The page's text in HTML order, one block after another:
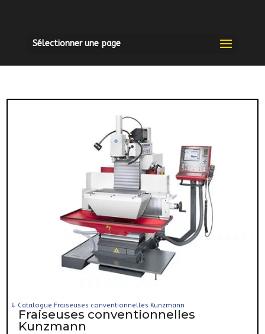
Sélectionner une page
⇓ Catalogue Fraiseuses conventionnelles Kunzmann
Fraiseuses conventionnelles
Kunzmann